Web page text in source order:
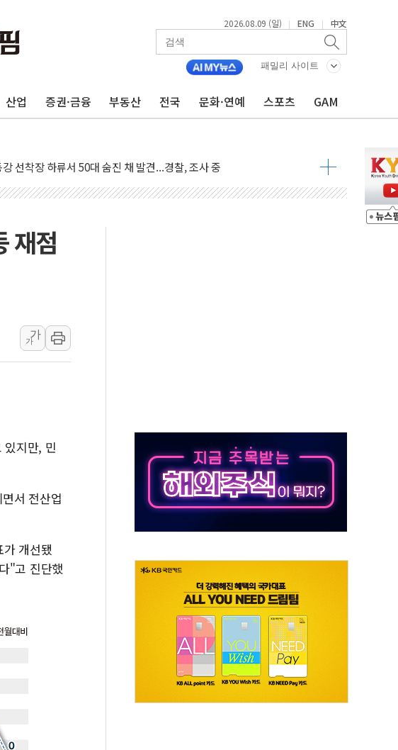
2026.08.09 (일) | ENG | 中文
패밀리 사이트
산업 증권·금융 부동산 전국 문화·연예 스포츠 GAM
공장서 질식사고 발생…작업자 1명 숨져
리 국가산단에 '철강 AI융합실증센터' 들어선다
석, 정청래에 누적 1.48%p 차 선두 유지...金 46.01% vs 鄭 44.53%
도당위원장에 오중기 당선...합산득표율 68.63%
원·대구·경북 경선서 정청래에 승리…金 48.54% vs 鄭 44.40%
, 강원·대구·경북 경선 결과...김민석 48.54% 정청래 44.40%
SKT 장기고객 400명 맞이…"마음 잇는 시간 되길"
소영에 9440억 지급 확정되나…재상고 앞두고 막판 셈법
대형마트 판매, 역대 최대폭 감소한 9.4%↓…유통업계 양극화 심화
해민 의원, '정부 특사'로 콜롬비아 대통령 취임식 참석
사태 주의보' 울진 시간당 30mm 강한 비...호우 피해 없어
'버스 하우스' 공방…野 "청년 우롱 기괴" vs 與 "송구한 해프닝"
재점
가
가
있지만, 민
서 전산업
개선됐
"고 진단했